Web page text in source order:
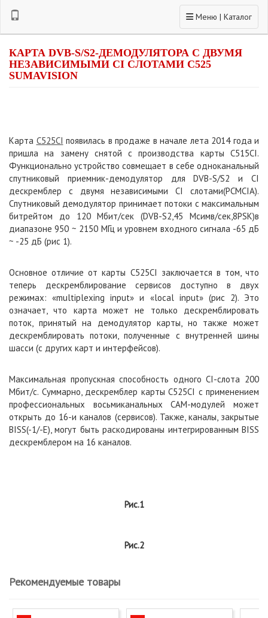
Toggle navigation
Меню | Каталог
КАРТА DVB-S/S2-ДЕМОДУЛЯТОРА С ДВУМЯ
НЕЗАВИСИМЫМИ CI СЛОТАМИ C525
SUMAVISION
Карта С525CI появилась в продаже в начале лета 2014 года и
пришла на замену снятой с производства карты C515CI.
Функционально устройство совмещает в себе одноканальный
спутниковый приемник-демодулятор для DVB-S/S2 и CI
дескремблер с двумя независимыми CI слотами(PCMCIA).
Спутниковый демодулятор принимает потоки с максимальным
битрейтом до 120 Мбит/сек (DVB-S2,45Mсимв/сек,8PSK)в
диапазоне 950 ~ 2150 МГц и уровнем входного сигнала -65 дБ
~ -25 дБ (рис 1).
Основное отличие от карты С525CI заключается в том, что
теперь дескремблирование сервисов доступно в двух
режимах: «multiplexing input» и «local input» (рис 2). Это
означает, что карта может не только дескремблировать
поток, принятый на демодулятор карты, но также может
дескремблировать потоки, полученные с внутренней шины
шасси (с других карт и интерфейсов).
Максимальная пропускная способность одного CI-слота 200
Mбит/с. Суммарно, дескремблер карты С525CI с применением
профессиональных восьмиканальныхCAM-модулей может
открыть до 16-и каналов (сервисов). Также, каналы, закрытые
BISS(-1/-Е), могут быть раскодированы интегрированным BISS
дескремблером на 16 каналов.
Рис.1
Рис.2
Рекомендуемые товары